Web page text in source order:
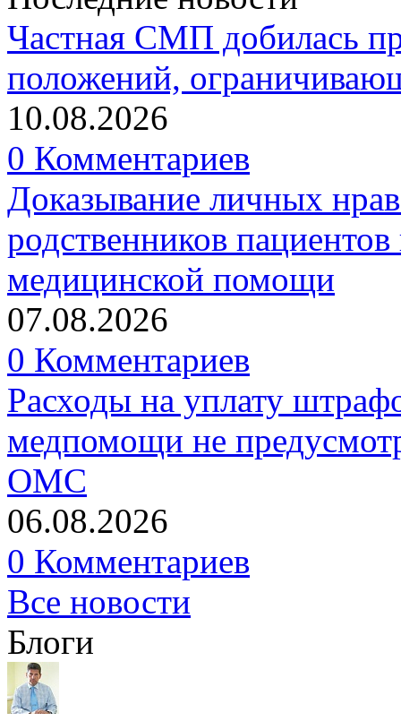
Частная СМП добилась
положений,
10.08.2026
0 Комментариев
Доказывание личных
родственников
медицинской помощи
07.08.2026
0 Комментариев
Расходы на уплату
медпомощи не
ОМС
06.08.2026
0 Комментариев
Все новости
Блоги